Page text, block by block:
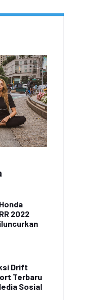
2022
Drift
Terbaru
Sosial